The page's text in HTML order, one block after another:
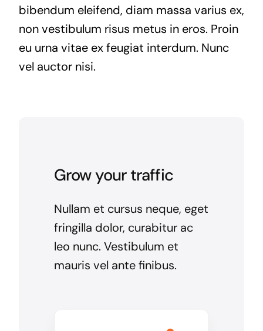
bibendum eleifend, diam massa varius ex,
non vestibulum risus metus in eros. Proin
eu urna vitae ex feugiat interdum. Nunc
vel auctor nisi.
Grow your traffic
Nullam et cursus neque, eget
fringilla dolor, curabitur ac
leo nunc. Vestibulum et
mauris vel ante finibus.